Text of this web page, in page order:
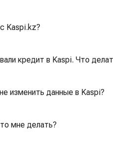
Kaspi.kz?
кредит в Kaspi. Что
изменить данные в Kaspi?
мне делать?